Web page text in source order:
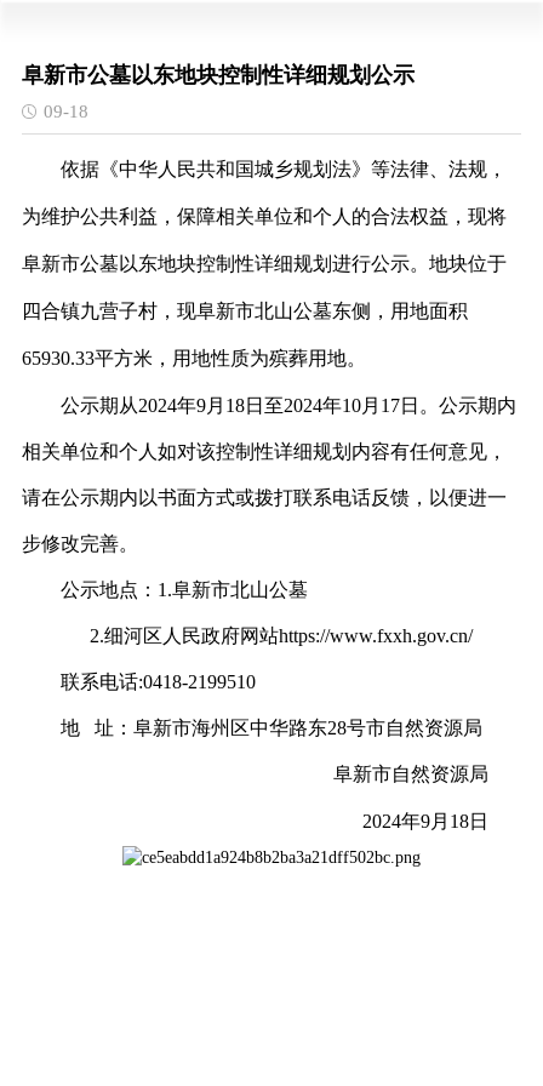
阜新市公墓以东地块控制性详细规划公示
09-18
依据《中华人民共和国城乡规划法》等法律、法规，
为维护公共利益，保障相关单位和个人的合法权益，现将
阜新市公墓以东地块控制性详细规划进行公示。地块位于
四合镇九营子村，现阜新市北山公墓东侧 ，用地面积
65930.33平方米，用地性质为殡葬用地。
公示期从2024年9月 18日至2024年10月 17日。公示期内
相关单位和个人如对该控制性详细规划内容有任何意见，
请在公示期内以书面方式或拨打联系电话反馈，以便进一
步修改完善。
公示地点： 1.阜新市北山公墓
2.细河区人民政府网站https://www.fxxh.gov.cn/
联系电话:0418-2199510
地址：阜新市海州区中华路东28号市自然资源局
阜新市自然资源局
2024年9月 18日